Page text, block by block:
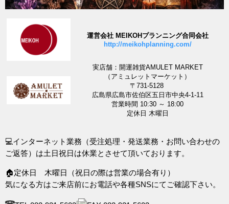
運営会社 MEIKOHプランニング合同会社
http://meikohplanning.com/
実店舗：開運雑貨AMULET MARKET
（アミュレットマーケット）
〒731-5128
広島県広島市佐伯区五日市中央4-1-11
営業時間 10:30 ～ 18:00
定休日 木曜日
💻インターネット業務（受注処理・発送業務・お問い合わせの
ご返答）は土日祝日は休業とさせて頂いております。
🏠定休日 木曜日（祝日の際は営業の場合有り）
気になる方はご来店前にお電話や各種SNSにてご確認下さい。